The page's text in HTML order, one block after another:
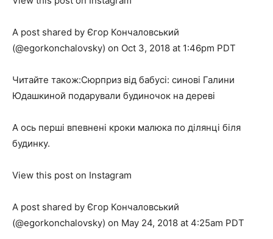
A post shared by Єгор Кончаловський
(@egorkonchalovsky) on Oct 3, 2018 at 1:46pm PDT
Читайте також:Сюрприз від бабусі: синові Галини
Юдашкиной подарували будиночок на дереві
А ось перші впевнені кроки малюка по ділянці біля
будинку.
View this post on Instagram
A post shared by Єгор Кончаловський
(@egorkonchalovsky) on May 24, 2018 at 4:25am PDT